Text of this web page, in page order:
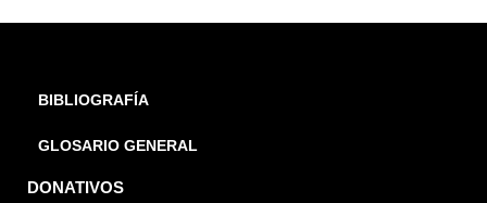
BIBLIOGRAFÍA
GLOSARIO GENERAL
DONATIVOS